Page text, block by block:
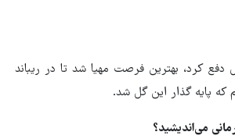
کرد، بهترین فرصت مهیا شد تا در ریباند
که پایه گذار این گل شد.
می‌اندیشید؟
ترامپ قمارباز: ترجیح می‌دهم با